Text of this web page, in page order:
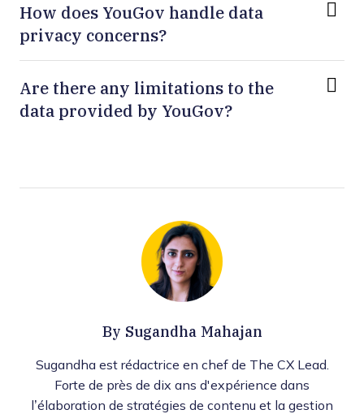
How does YouGov handle data
privacy concerns?
Are there any limitations to the
data provided by YouGov?
By Sugandha Mahajan
Sugandha est rédactrice en chef de The CX Lead.
Forte de près de dix ans d'expérience dans
l’élaboration de stratégies de contenu et la gestion